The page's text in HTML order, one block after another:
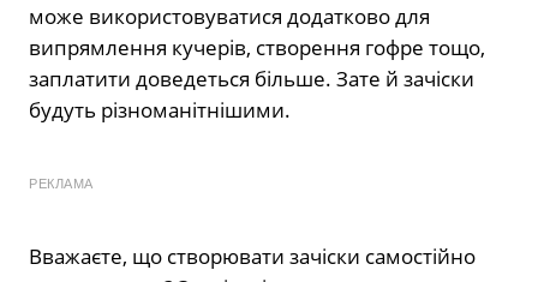
може використовуватися додатково для
випрямлення кучерів, створення гофре тощо,
заплатити доведеться більше. Зате й зачіски
будуть різноманітнішими.
РЕКЛАМА
Вважаєте, що створювати зачіски самостійно